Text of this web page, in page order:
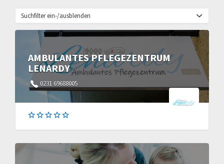
Suchfilter ein-/ausblenden
AMBULANTES PFLEGEZENTRUM
LENARDY
0231 69688005